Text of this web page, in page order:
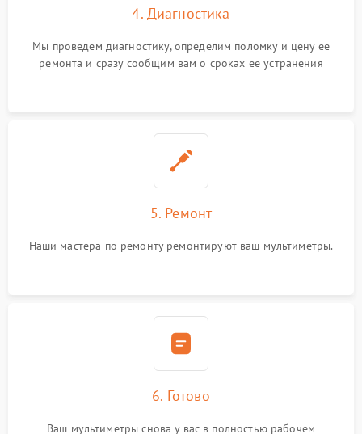
4. Диагностика
Мы проведем диагностику, определим поломку и цену ее
ремонта и сразу сообщим вам о сроках ее устранения
5. Ремонт
Наши мастера по ремонту ремонтируют ваш мультиметры.
6. Готово
Ваш мультиметры снова у вас в полностью рабочем